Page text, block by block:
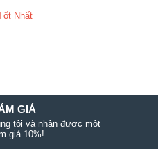
Nhất
GIÁ
tôi và nhận được một
giá 10%!